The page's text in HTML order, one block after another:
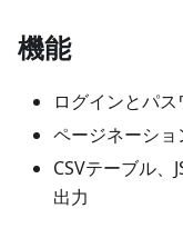
機能
ログインとパ
ページネーシ
CSVテーブル
出力